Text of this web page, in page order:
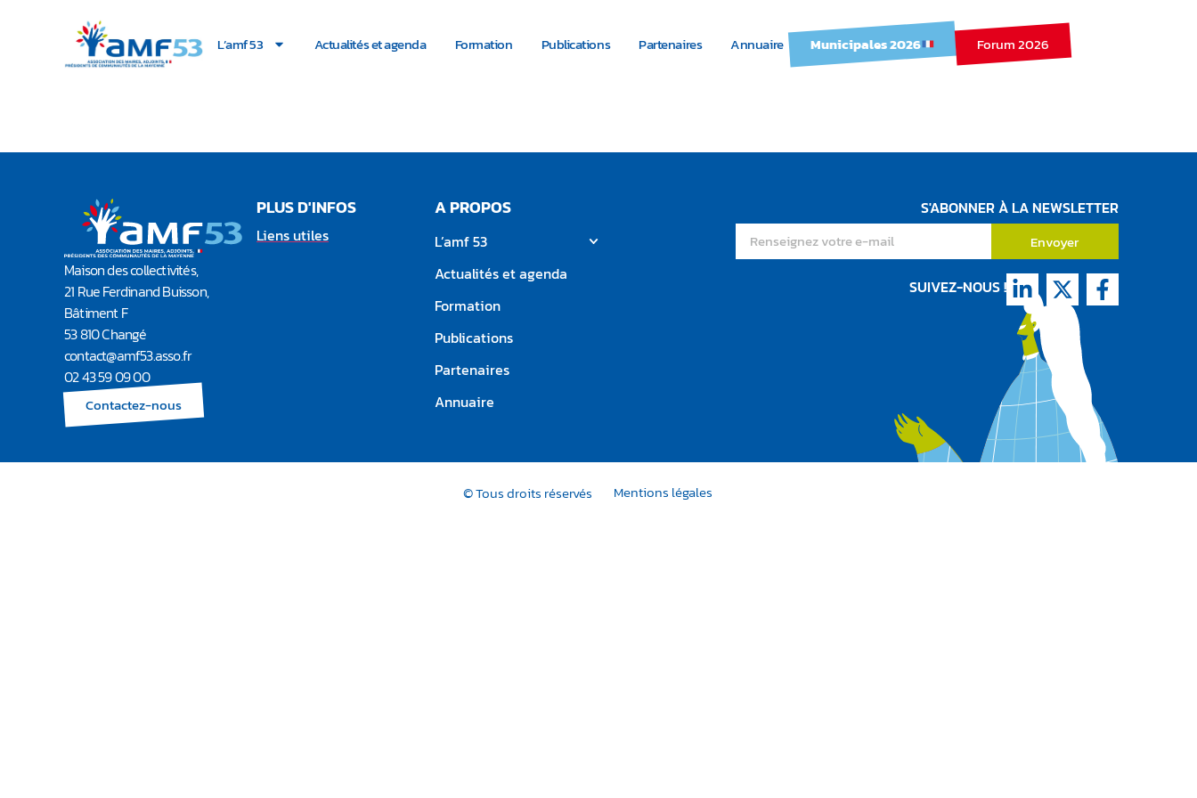
L’amf 53 Actualités et agenda Formation Publications Partenaires Annuaire Municipales 2026 Forum 2026
Maison des collectivités,
21 Rue Ferdinand Buisson,
Bâtiment F
53 810 Changé
contact@amf53.asso.fr​
02 43 59 09 00
Contactez-nous
PLUS D'INFOS
Liens utiles
A PROPOS
L’amf 53
Actualités et agenda
Formation
Publications
Partenaires
Annuaire
S'ABONNER À LA NEWSLETTER
Envoyer
SUIVEZ-NOUS !
© Tous droits réservés Mentions légales